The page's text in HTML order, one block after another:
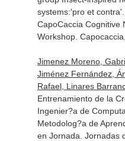
systems:'pro et
CapoCaccia Cognitive
Workshop.
Jimenez Moreno,
Jiménez Fernández,
Rafael, Linares
Entrenamiento de la
Ingenier?a de
Metodolog?a de
en Jornada. Jornadas